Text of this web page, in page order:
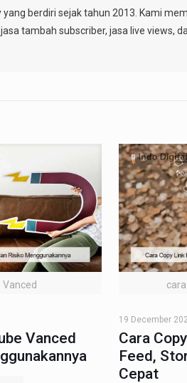
berdiri sejak tahun 2013. Kami
tambah subscriber, jasa live views,
Vanced
19 December
Cara
Feed,
Cepat